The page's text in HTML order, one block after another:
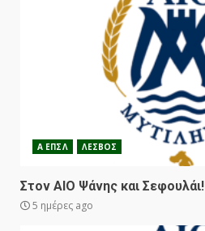
Α ΕΠΣΛ ΛΕΣΒΟΣ
Στον ΑΙΟ Ψάνης και Σεφουλάι!
5 ημέρες ago